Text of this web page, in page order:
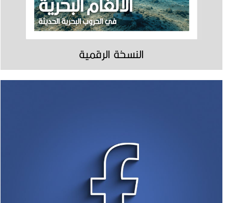
النسخة الرقمية